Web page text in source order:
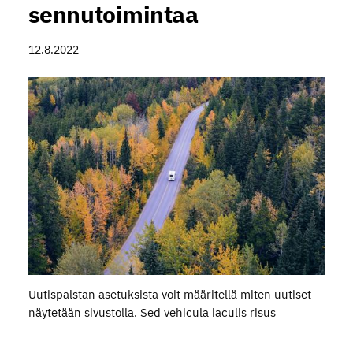
sennutoimintaa
12.8.2022
Uutispalstan asetuksista voit määritellä miten uutiset
näytetään sivustolla. Sed vehicula iaculis risus